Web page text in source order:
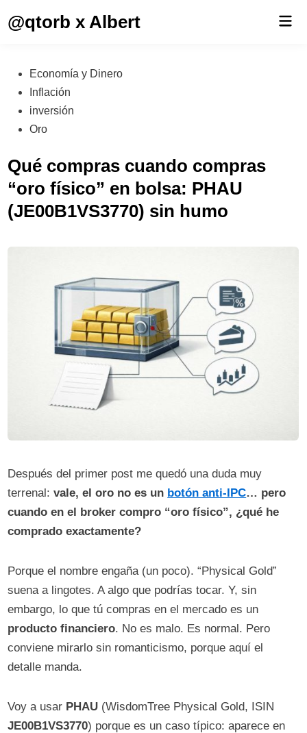
@qtorb x Albert
Publicado
en
Economía y Dinero
Inflación
inversión
Oro
Qué compras cuando compras
“oro físico” en bolsa: PHAU
(JE00B1VS3770) sin humo
Después del primer post me quedó una duda muy
terrenal:vale, el oro no es un botón anti-IPC… pero
cuando en el broker compro “oro físico”, ¿qué he
comprado exactamente?
Porque el nombre engaña (un poco). “Physical Gold”
suena a lingotes. A algo que podrías tocar. Y, sin
embargo, lo que tú compras en el mercado es un
producto financiero. No es malo. Es normal. Pero
conviene mirarlo sin romanticismo, porque aquí el
detalle manda.
Voy a usar PHAU (WisdomTree Physical Gold, ISIN
JE00B1VS3770) porque es un caso típico: aparece en